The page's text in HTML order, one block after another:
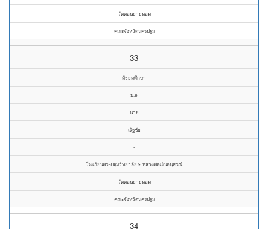
วัดดอนยายหอม
คณะจังหวัดนครปฐม
33
มัธยมศึกษา
ม.๑
นาย
ณัฐชัย
-
โรงเรียนพระปฐมวิทยาลัย ๒ หลวงพ่อเงินอนุสรณ์
วัดดอนยายหอม
คณะจังหวัดนครปฐม
34